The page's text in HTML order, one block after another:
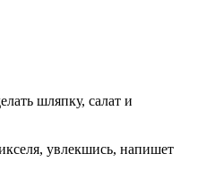
шляпку, салат и
увлекшись, напишет